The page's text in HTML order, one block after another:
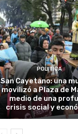
POLITICA
San Cayetano: una
movilizó a Plaza de
medio de una
crisis social y